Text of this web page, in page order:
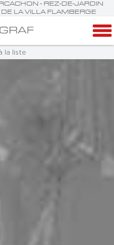
- REZ-DE-JARDIN
LA VILLA FLAMBERGE
la liste